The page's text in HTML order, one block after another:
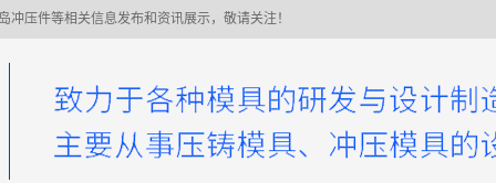
冲压件等相关信息发布和资讯展示，敬请关注！